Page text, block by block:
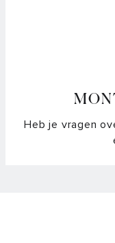
Heb je vragen